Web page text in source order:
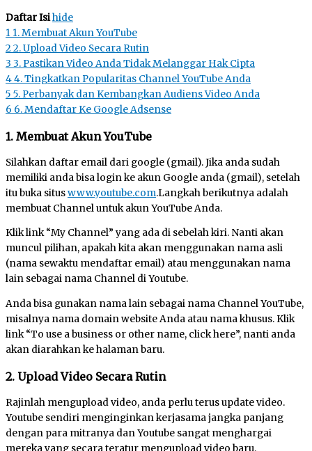
Daftar Isihide
1 1. Membuat Akun YouTube
22. Upload Video Secara Rutin
3 3. Pastikan Video Anda Tidak Melanggar Hak Cipta
44. Tingkatkan Popularitas Channel YouTube Anda
5 5. Perbanyak dan Kembangkan Audiens Video Anda
6 6. Mendaftar Ke Google Adsense
1. Membuat Akun YouTube
Silahkan daftar email dari google (gmail). Jika anda sudah
memiliki anda bisa login ke akun Google anda (gmail), setelah
itu buka situswww.youtube.com.Langkah berikutnya adalah
membuat Channel untuk akun YouTube Anda.
Klik link “My Channel” yang ada di sebelah kiri. Nanti akan
muncul pilihan, apakah kita akan menggunakan nama asli
(nama sewaktu mendaftar email) atau menggunakan nama
lain sebagai nama Channel di Youtube.
Anda bisa gunakan nama lain sebagai nama Channel YouTube,
misalnya nama domain website Anda atau nama khusus. Klik
link “To use a business or other name, click here”, nanti anda
akan diarahkan ke halaman baru.
2. Upload Video Secara Rutin
Rajinlah mengupload video, anda perlu terus update video.
Youtube sendiri menginginkan kerjasama jangka panjang
dengan para mitranya dan Youtube sangat menghargai